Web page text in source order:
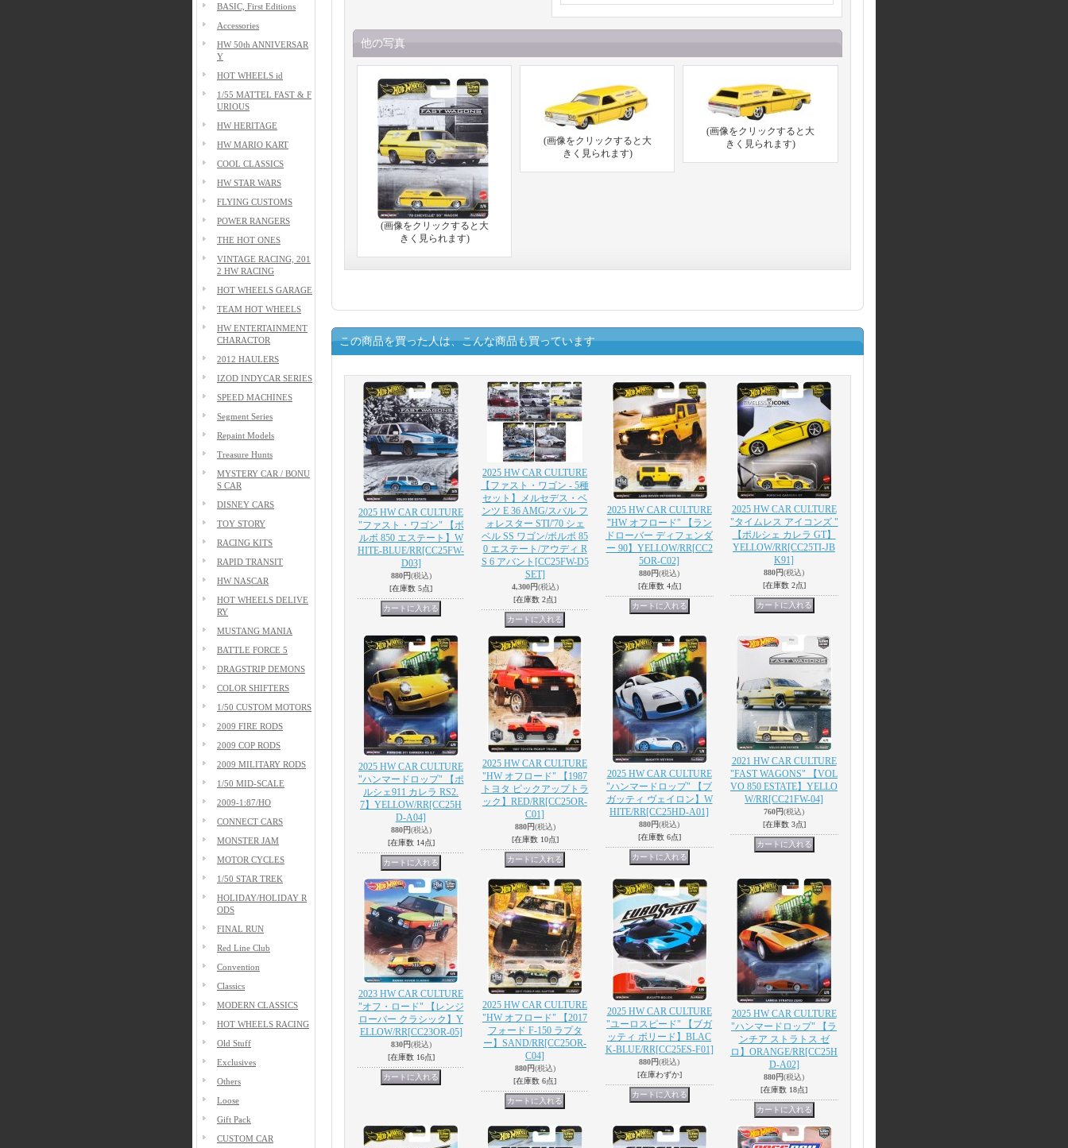
BASIC, First Editions
Accessories
HW 50th ANNIVERSAR
Y
HOT WHEELS id
1/55 MATTEL FAST & F
URIOUS
HW HERITAGE
HW MARIO KART
COOL CLASSICS
HW STAR WARS
FLYING CUSTOMS
POWER RANGERS
THE HOT ONES
VINTAGE RACING, 201
2 HW RACING
HOT WHEELS GARAGE
TEAM HOT WHEELS
HW ENTERTAINMENT
CHARACTOR
2012 HAULERS
IZOD INDYCAR SERIES
SPEED MACHINES
Segment Series
Repaint Models
Treasure Hunts
MYSTERY CAR / BONU
S CAR
DISNEY CARS
TOY STORY
RACING KITS
RAPID TRANSIT
HW NASCAR
HOT WHEELS DELIVE
RY
MUSTANG MANIA
BATTLE FORCE 5
DRAGSTRIP DEMONS
COLOR SHIFTERS
1/50 CUSTOM MOTORS
2009 FIRE RODS
2009 COP RODS
2009 MILITARY RODS
1/50 MID-SCALE
2009-1:87/HO
CONNECT CARS
MONSTER JAM
MOTOR CYCLES
1/50 STAR TREK
HOLIDAY/HOLIDAY R
ODS
FINAL RUN
Red Line Club
Convention
Classics
MODERN CLASSICS
HOT WHEELS RACING
Old Stuff
Exclusives
Others
Loose
Gift Pack
CUSTOM CAR
他の写真
(画像をクリックすると大
きく見られます)
(画像をクリックすると大
きく見られます)
(画像をクリックすると大
きく見られます)
この商品を買った人は、こんな商品も買っています
2025 HW CAR CULTURE
"ファスト・ワゴン" 【ボ
ルボ 850 エステート】W
HITE-BLUE/RR[CC25FW-
D03]
880円(税込)
[在庫数 5点]
2025 HW CAR CULTURE
【ファスト・ワゴン - 5種
セット】メルセデス・ベ
ンツ E 36 AMG/スバル フ
ォレスター STI/'70 シェ
ベル SS ワゴン/ボルボ 85
0 エステート/アウディ R
S 6 アバント [CC25FW-D5
SET]
4,300円(税込)
[在庫数 2点]
2025 HW CAR CULTURE
"HW オフロード" 【ラン
ドローバー ディフェンダ
ー 90】YELLOW/RR[CC2
5OR-C02]
880円(税込)
[在庫数 4点]
2025 HW CAR CULTURE
"タイムレス アイコンズ "
【ポルシェ カレラ GT】
YELLOW/RR[CC25TI-JB
K91]
880円(税込)
[在庫数 2点]
2025 HW CAR CULTURE
"ハンマードロップ" 【ポ
ルシェ911 カレラ RS2.
7】YELLOW/RR[CC25H
D-A04]
880円(税込)
[在庫数 14点]
2025 HW CAR CULTURE
"HW オフロード" 【1987
トヨタ ピックアップトラ
ック】RED/RR[CC25OR-
C01]
880円(税込)
[在庫数 10点]
2025 HW CAR CULTURE
"ハンマードロップ" 【ブ
ガッティ ヴェイロン】W
HITE/RR[CC25HD-A01]
880円(税込)
[在庫数 6点]
2021 HW CAR CULTURE
"FAST WAGONS" 【VOL
VO 850 ESTATE】YELLO
W/RR[CC21FW-04]
760円(税込)
[在庫数 3点]
2023 HW CAR CULTURE
"オフ・ロード" 【レンジ
ローバー クラシック】Y
ELLOW/RR[CC23OR-05]
830円(税込)
[在庫数 16点]
2025 HW CAR CULTURE
"HW オフロード" 【2017
フォード F-150 ラプタ
ー】SAND/RR[CC25OR-
C04]
880円(税込)
[在庫数 6点]
2025 HW CAR CULTURE
"ユーロスピード" 【ブガ
ッティ ボリード】BLAC
K-BLUE/RR[CC25ES-F01]
880円(税込)
[在庫わずか]
2025 HW CAR CULTURE
"ハンマードロップ" 【ラ
ンチア ストラトス ゼ
ロ】ORANGE/RR[CC25H
D-A02]
880円(税込)
[在庫数 18点]